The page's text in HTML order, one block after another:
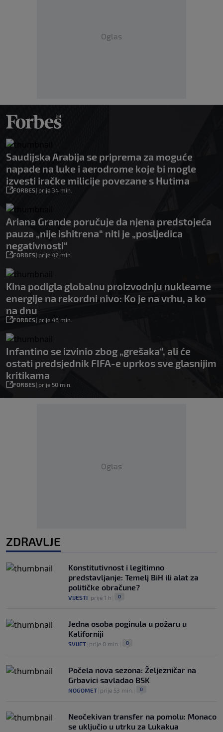
Oglas
Saudijska Arabija se priprema za moguće
napade na luke i aerodrome koje bi mogle
izvesti iračke milicije povezane s Hutima
FORBES| prije 34 min.
Ariana Grande poručuje da njena predstojeća
pauza „nije ishitrena“ niti je „posljedica
negativnosti“
FORBES| prije 42 min.
Kina podigla globalnu proizvodnju nuklearne
energije na rekordni nivo: Ko je na vrhu, a ko
na dnu
FORBES| prije 46 min.
Infantino se izvinio zbog „grešaka“, ali će
ostati predsjednik FIFA-e uprkos sve glasnijim
kritikama
FORBES| prije 50 min.
Oglas
ZDRAVLJE
Konstitutivnost i legitimno
predstavljanje: Temelj BiH ili alat za
političke obračune?
VIJESTI prije 1 h 0
Jedna osoba poginula u požaru u
Kaliforniji
SVIJET prije 0 min. 0
Počela nova sezona: Željezničar na
Grbavici savladao BSK
NOGOMET prije 53 min. 0
Neočekivan transfer na pomolu: Monaco
se uključio u utrku za Lukakua